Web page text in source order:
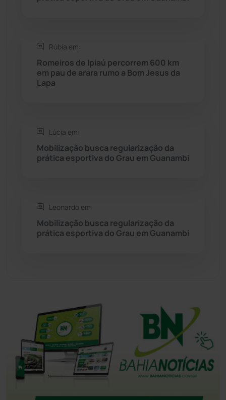
Rio do Pires (97)
Seabra
Sebastião Laranjeiras
Tecnologia
Rúbia em:
Romeiros de Ipiaú percorrem 600 km
em pau de arara rumo a Bom Jesus da
Lapa
Lúcia em:
Mobilização busca regularização da
prática esportiva do Grau em Guanambi
Leonardo em:
Mobilização busca regularização da
prática esportiva do Grau em Guanambi